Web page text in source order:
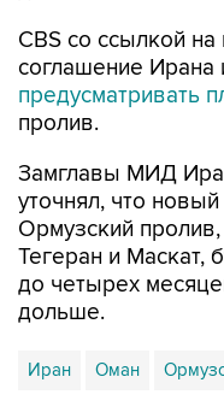
CBS со ссылкой на
соглашение Ирана
предусматривать
пролив.
Замглавы МИД
уточнял, что
Ормузский
Тегеран и Маскат,
до четырех
дольше.
Иран Оман